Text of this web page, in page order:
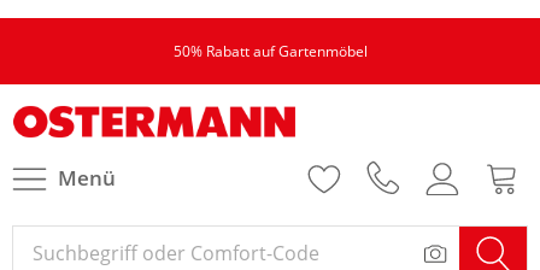
50% Rabatt auf Gartenmöbel
Menü